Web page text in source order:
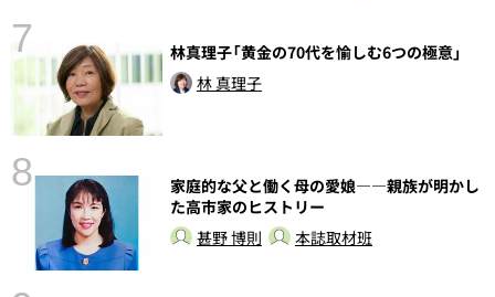
7
林真理子「黄金の70代を愉しむ6つの極意」
林 真理子
8
家庭的な父と働く母の愛娘――親族が明かし
た高市家のヒストリー
甚野 博則
本誌取材班